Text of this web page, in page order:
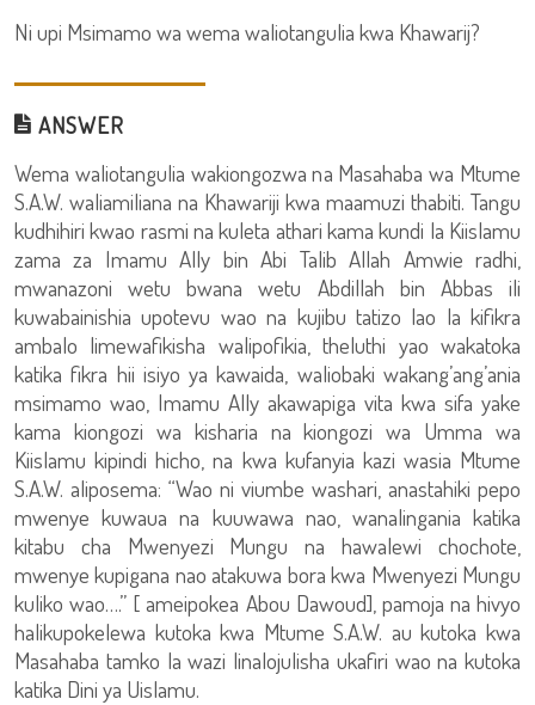
Ni upi Msimamo wa wema waliotangulia kwa Khawarij?
ANSWER
Wema waliotangulia wakiongozwa na Masahaba wa Mtume
S.A.W. waliamiliana na Khawariji kwa maamuzi thabiti. Tangu
kudhihiri kwao rasmi na kuleta athari kama kundi la Kiislamu
zama za Imamu Ally bin Abi Talib Allah Amwie radhi,
mwanazoni wetu bwana wetu Abdillah bin Abbas ili
kuwabainishia upotevu wao na kujibu tatizo lao la kifikra
ambalo limewafikisha walipofikia, theluthi yao wakatoka
katika fikra hii isiyo ya kawaida, waliobaki wakang’ang’ania
msimamo wao, Imamu Ally akawapiga vita kwa sifa yake
kama kiongozi wa kisharia na kiongozi wa Umma wa
Kiislamu kipindi hicho, na kwa kufanyia kazi wasia Mtume
S.A.W. aliposema: “Wao ni viumbe washari, anastahiki pepo
mwenye kuwaua na kuuwawa nao, wanalingania katika
kitabu cha Mwenyezi Mungu na hawalewi chochote,
mwenye kupigana nao atakuwa bora kwa Mwenyezi Mungu
kuliko wao….” [ ameipokea Abou Dawoud], pamoja na hivyo
halikupokelewa kutoka kwa Mtume S.A.W. au kutoka kwa
Masahaba tamko la wazi linalojulisha ukafiri wao na kutoka
katika Dini ya Uislamu.